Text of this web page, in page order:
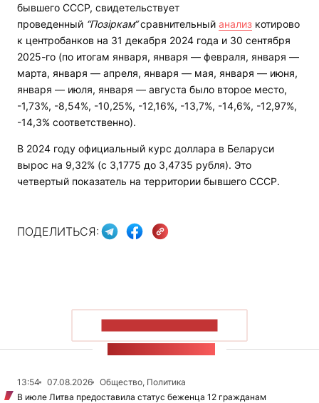
бывшего СССР, свидетельствует
проведенный “Позіркам“сравнительный анализ котирово
к центробанков на 31 декабря 2024 года и 30 сентября
2025-го (по итогам января, января — февраля, января —
марта, января — апреля, января — мая, января — июня,
января — июля, января — августа было второе место,
-1,73%, -8,54%, -10,25%, -12,16%, -13,7%, -14,6%, -12,97%,
-14,3% соответственно).
В 2024 году официальный курс доллара в Беларуси
вырос на 9,32% (с 3,1775 до 3,4735 рубля). Это
четвертый показатель на территории бывшего СССР.
ПОДЕЛИТЬСЯ:
13:54 07.08.2026
Общество, Политика
В июле Литва предоставила статус беженца 12 гражданам